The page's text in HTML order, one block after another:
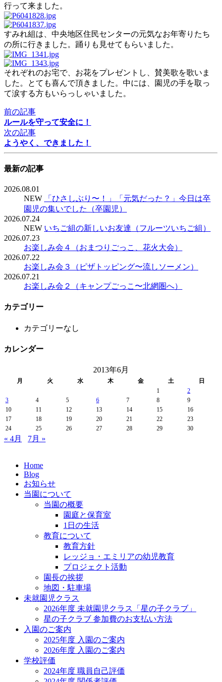
行って来ました。
すみれ組は、中央地区住民センターの元気なお年寄りたち
の所に行きました。踊りも見せてもらいました。
それぞれのお宅で、お花をプレゼントし、賛美歌を歌いま
した。とても喜んで頂きました。中には、園児の手を取っ
て涙する方もいらっしゃいました。
前の記事
ルールを守って安全に！
次の記事
ようやく、できました！
最新の記事
2026.08.01
NEW
「ひさしぶり〜！」「元気だった？」今日は卒
園児の集いでした（卒園児）
2026.07.24
NEW いちご組の新しいお友達（フルーツいちご組）
2026.07.23
お楽しみ会４（おまつりごっこ、花火大会）
2026.07.22
お楽しみ会３（ピザトッピング〜流しソーメン）
2026.07.21
お楽しみ会２（キャンプごっこ〜北網圏へ）
カテゴリー
カテゴリーなし
カレンダー
2013年6月
月 火 水 木 金 土
日
1
2
3
4 5 6 7 8
9
10
11 12 13 14 15
16
17
18 19 20 21 22
23
24
25 26 27 28 29 30
« 4月 7月 »
Home
Blog
お知らせ
当園について
当園の概要
園庭と保育室
1日の生活
教育について
教育方針
レッジョ・エミリアの幼児教育
プロジェクト活動
園長の挨拶
地図・駐車場
未就園児クラス
2026年度 未就園児クラス「星の子クラブ」
星の子クラブ 参加費のお支払い方法
入園のご案内
2025年度 入園のご案内
2026年度 入園のご案内
学校評価
2024年度 職員自己評価